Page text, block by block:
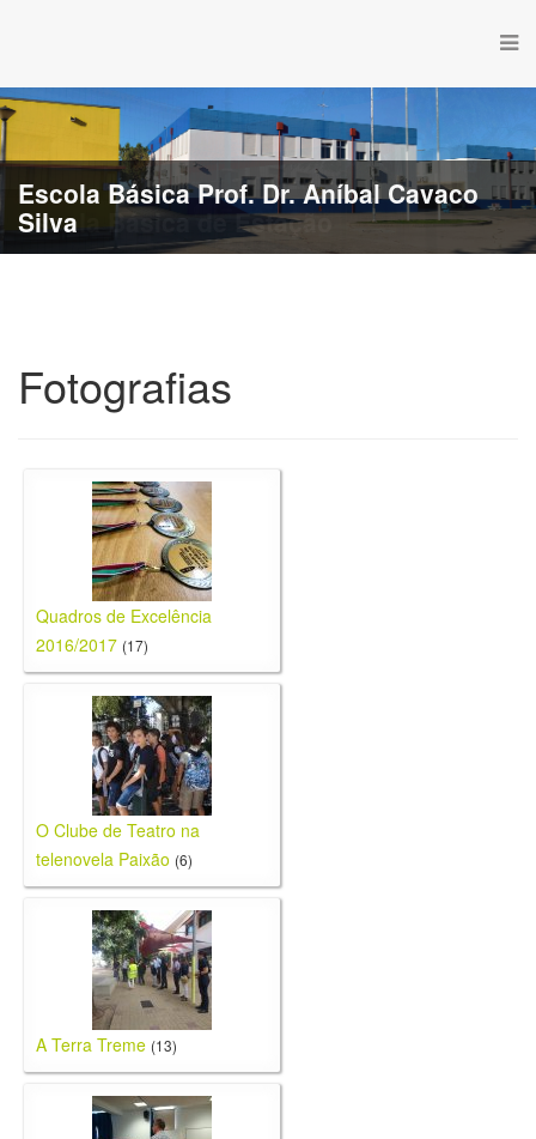
Escola Básica de Estação
Fotografias
Quadros de Excelência
2016/2017 (17)
O Clube de Teatro na
telenovela Paixão (6)
A Terra Treme (13)